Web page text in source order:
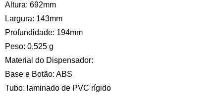
Altura: 692mm
Largura: 143mm
Profundidade: 194mm
Peso: 0,525 g
Material do Dispensador:
Base e Botão: ABS
Tubo: laminado de PVC rígido